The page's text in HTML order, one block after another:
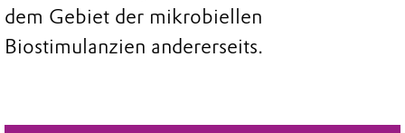
dem Gebiet der mikrobiellen
Biostimulanzien andererseits.